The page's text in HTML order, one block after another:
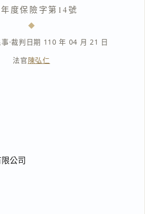
度保險字第14號
·裁判日期 110 年 04 月 21 日
法官陳弘仁
公司